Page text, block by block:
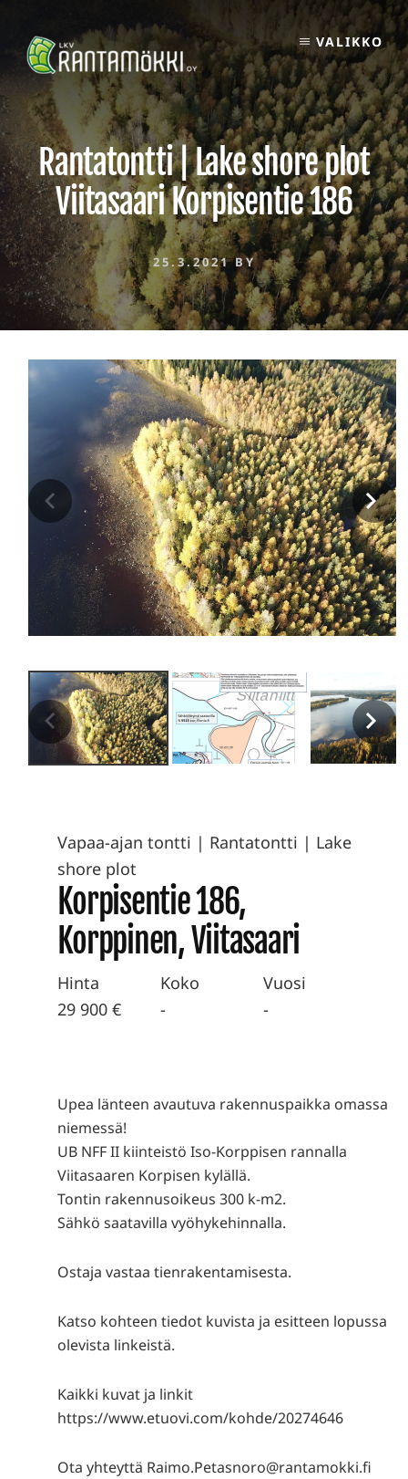
content
VALIKKO
Rantatontti | Lake shore plot
Viitasaari Korpisentie 186
25.3.2021BY
Vapaa-ajan tontti | Rantatontti | Lake
shore plot
Korpisentie 186,
Korppinen, Viitasaari
Hinta
29 900 €
Koko
-
Vuosi
-
Upea länteen avautuva rakennuspaikka omassa
niemessä!
UB NFF II kiinteistö Iso-Korppisen rannalla
Viitasaaren Korpisen kylällä.
Tontin rakennusoikeus 300 k-m2.
Sähkö saatavilla vyöhykehinnalla.
Ostaja vastaa tienrakentamisesta.
Katso kohteen tiedot kuvista ja esitteen lopussa
olevista linkeistä.
Kaikki kuvat ja linkit
https://www.etuovi.com/kohde/20274646
Ota yhteyttä Raimo.Petasnoro@rantamokki.fi